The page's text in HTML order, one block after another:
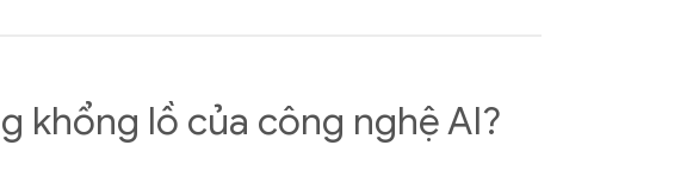
khổng lồ của công nghệ AI?